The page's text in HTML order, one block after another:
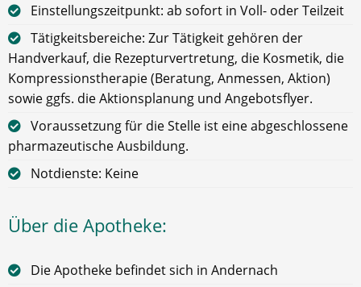
Einstellungszeitpunkt: ab sofort in Voll- oder Teilzeit
Tätigkeitsbereiche: Zur Tätigkeit gehören der
Handverkauf, die Rezepturvertretung, die Kosmetik, die
Kompressionstherapie (Beratung, Anmessen, Aktion)
sowie ggfs. die Aktionsplanung und Angebotsflyer.
Voraussetzung für die Stelle ist eine abgeschlossene
pharmazeutische Ausbildung.
Notdienste: Keine
Über die Apotheke:
Die Apotheke befindet sich in Andernach